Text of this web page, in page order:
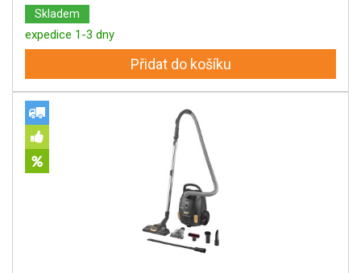
Skladem
expedice 1-3 dny
Přidat do košíku